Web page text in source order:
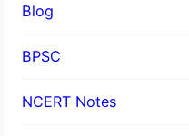
Blog
BPSC
NCERT Notes